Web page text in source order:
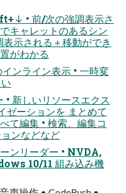
• 前/次の強調表示さ
キャレットのあるシン
示される＋移動ができ
がわかる
ンライン表示 • 一時変
• 新しいリソースエクス
ゼーションを まとめて
て編集 • 検索、編集コ
ンなどなど
ンリーダー • NVDA,
10/11 組み込み機